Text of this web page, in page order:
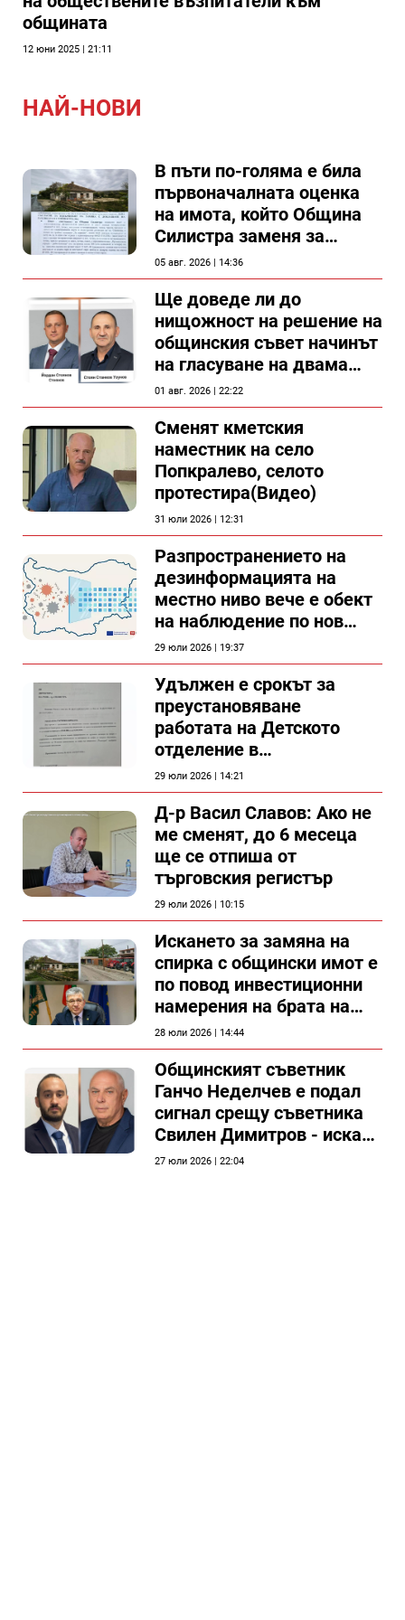
общината
12 юни 2025 | 21:11
НАЙ-НОВИ
В пъти по-голяма е била
първоначалната оценка
на имота, който Община
Силистра заменя за
спирка, показват
документи
05 авг. 2026 | 14:36
Ще доведе ли до
нищожност на решение на
общинския съвет начинът
на гласуване на двама
съветници в Силистра?
01 авг. 2026 | 22:22
Сменят кметския
наместник на село
Попкралево, селото
протестира(Видео)
31 юли 2026 | 12:31
Разпространението на
дезинформацията на
местно ниво вече е обект
на наблюдение по нов
проект
29 юли 2026 | 19:37
Удължен е срокът за
преустановяване
работата на Детското
отделение в
силистренската болница
29 юли 2026 | 14:21
Д-р Васил Славов: Ако не
ме сменят, до 6 месеца
ще се отпиша от
търговския регистър
29 юли 2026 | 10:15
Искането за замяна на
спирка с общински имот е
по повод инвестиционни
намерения на брата на
председателя на
Общински съвет Силистра
28 юли 2026 | 14:44
Общинският съветник
Ганчо Неделчев е подал
сигнал срещу съветника
Свилен Димитров - иска
етичната комисия на
27 юли 2026 | 22:04